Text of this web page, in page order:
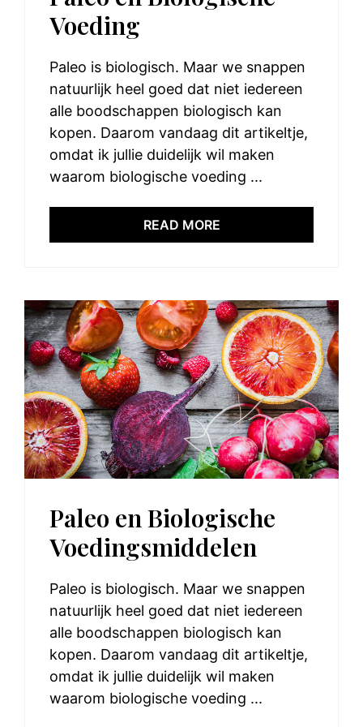
Voeding
Paleo is biologisch. Maar we snappen
natuurlijk heel goed dat niet iedereen
alle boodschappen biologisch kan
kopen. Daarom vandaag dit artikeltje,
omdat ik jullie duidelijk wil maken
waarom biologische voeding ...
READ MORE
Paleo en Biologische
Voedingsmiddelen
Paleo is biologisch. Maar we snappen
natuurlijk heel goed dat niet iedereen
alle boodschappen biologisch kan
kopen. Daarom vandaag dit artikeltje,
omdat ik jullie duidelijk wil maken
waarom biologische voeding ...